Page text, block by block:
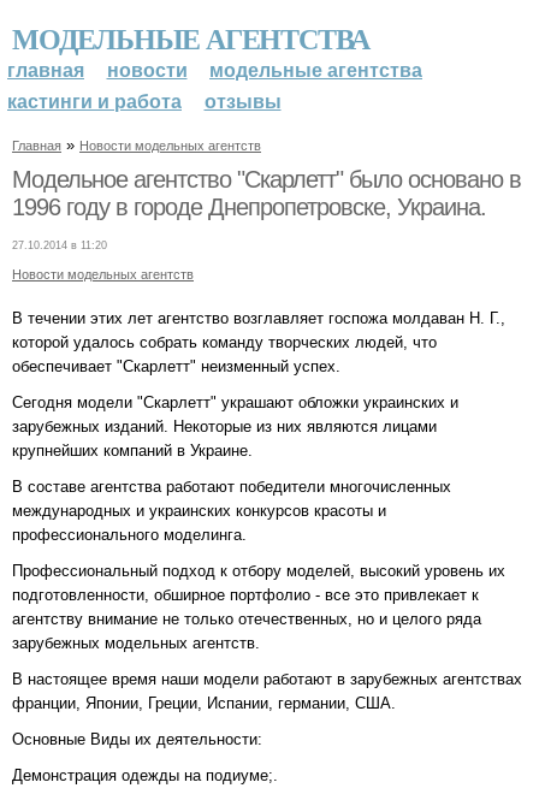
МОДЕЛЬНЫЕ АГЕНТСТВА
главная новости
модельные агентства
кастинги и работа
отзывы
Главная » Новости модельных агентств
Модельное агентство "Скарлетт" было основано в
1996 году в городе Днепропетровске, Украина.
27.10.2014 в 11:20
Новости модельных агентств
В течении этих лет агентство возглавляет госпожа молдаван Н. Г.,
которой удалось собрать команду творческих людей, что
обеспечивает "Скарлетт" неизменный успех.
Сегодня модели "Скарлетт" украшают обложки украинских и
зарубежных изданий. Некоторые из них являются лицами
крупнейших компаний в Украине.
В составе агентства работают победители многочисленных
международных и украинских конкурсов красоты и
профессионального моделинга.
Профессиональный подход к отбору моделей, высокий уровень их
подготовленности, обширное портфолио - все это привлекает к
агентству внимание не только отечественных, но и целого ряда
зарубежных модельных агентств.
В настоящее время наши модели работают в зарубежных агентствах
франции, Японии, Греции, Испании, германии, США.
Основные Виды их деятельности:
Демонстрация одежды на подиуме;.